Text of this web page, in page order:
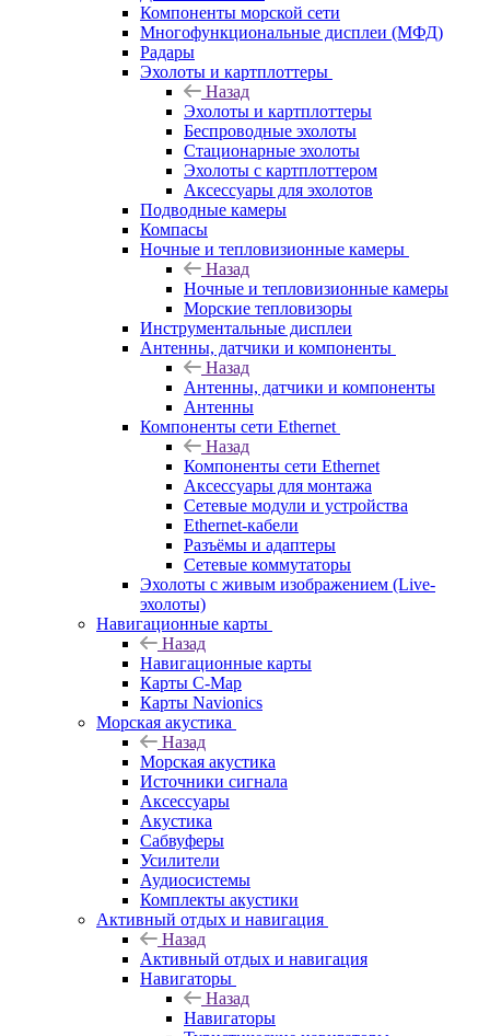
Компоненты морской сети
Многофункциональные дисплеи (МФД)
Радары
Эхолоты и картплоттеры
Назад
Эхолоты и картплоттеры
Беспроводные эхолоты
Стационарные эхолоты
Эхолоты с картплоттером
Аксессуары для эхолотов
Подводные камеры
Компасы
Ночные и тепловизионные камеры
Назад
Ночные и тепловизионные камеры
Морские тепловизоры
Инструментальные дисплеи
Антенны, датчики и компоненты
Назад
Антенны, датчики и компоненты
Антенны
Компоненты сети Ethernet
Назад
Компоненты сети Ethernet
Аксессуары для монтажа
Сетевые модули и устройства
Ethernet-кабели
Разъёмы и адаптеры
Сетевые коммутаторы
Эхолоты с живым изображением (Live-
эхолоты)
Навигационные карты
Назад
Навигационные карты
Карты C-Map
Карты Navionics
Морская акустика
Назад
Морская акустика
Источники сигнала
Аксессуары
Акустика
Сабвуферы
Усилители
Аудиосистемы
Комплекты акустики
Активный отдых и навигация
Назад
Активный отдых и навигация
Навигаторы
Назад
Навигаторы